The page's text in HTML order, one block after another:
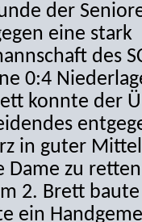
der
eine stark
des
0:4
konnte der
in guter
Dame zu
2. Brett
ein